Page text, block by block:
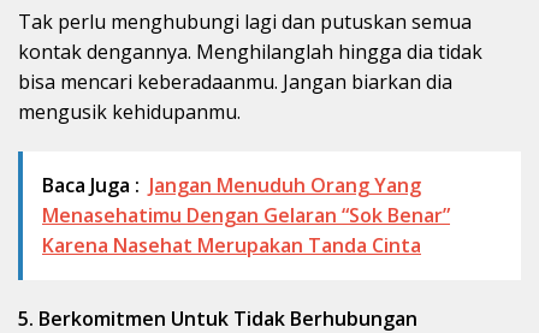
Tak perlu menghubungi lagi dan putuskan semua
kontak dengannya. Menghilanglah hingga dia tidak
bisa mencari keberadaanmu. Jangan biarkan dia
mengusik kehidupanmu.
Baca Juga : Jangan Menuduh Orang Yang
Menasehatimu Dengan Gelaran “Sok Benar”
Karena Nasehat Merupakan Tanda Cinta
5. Berkomitmen Untuk Tidak Berhubungan